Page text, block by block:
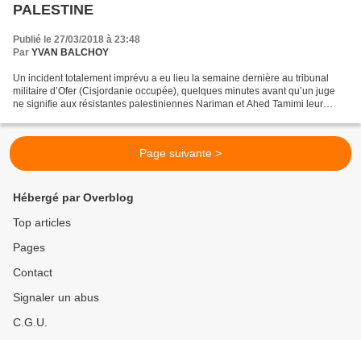
PALESTINE
Publié le 27/03/2018 à 23:48
Par YVAN BALCHOY
Un incident totalement imprévu a eu lieu la semaine dernière au tribunal
militaire d’Ofer (Cisjordanie occupée), quelques minutes avant qu’un juge
ne signifie aux résistantes palestiniennes Nariman et Ahed Tamimi leur
Page suivante >
Hébergé par Overblog
Top articles
Pages
Contact
Signaler un abus
C.G.U.